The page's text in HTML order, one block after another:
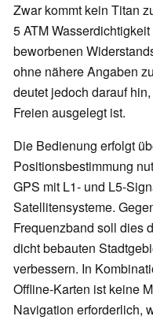
Zwar kommt kein Titan
5 ATM
beworbenen
ohne nähere Angaben
deutet jedoch darauf
Freien ausgelegt ist.
Die Bedienung erfolgt
Positionsbestimmung
GPS mit L1- und L5-
Satellitensysteme.
Frequenzband soll dies
dicht bebauten
verbessern. In
Offline-Karten ist keine
Navigation erforderlich,